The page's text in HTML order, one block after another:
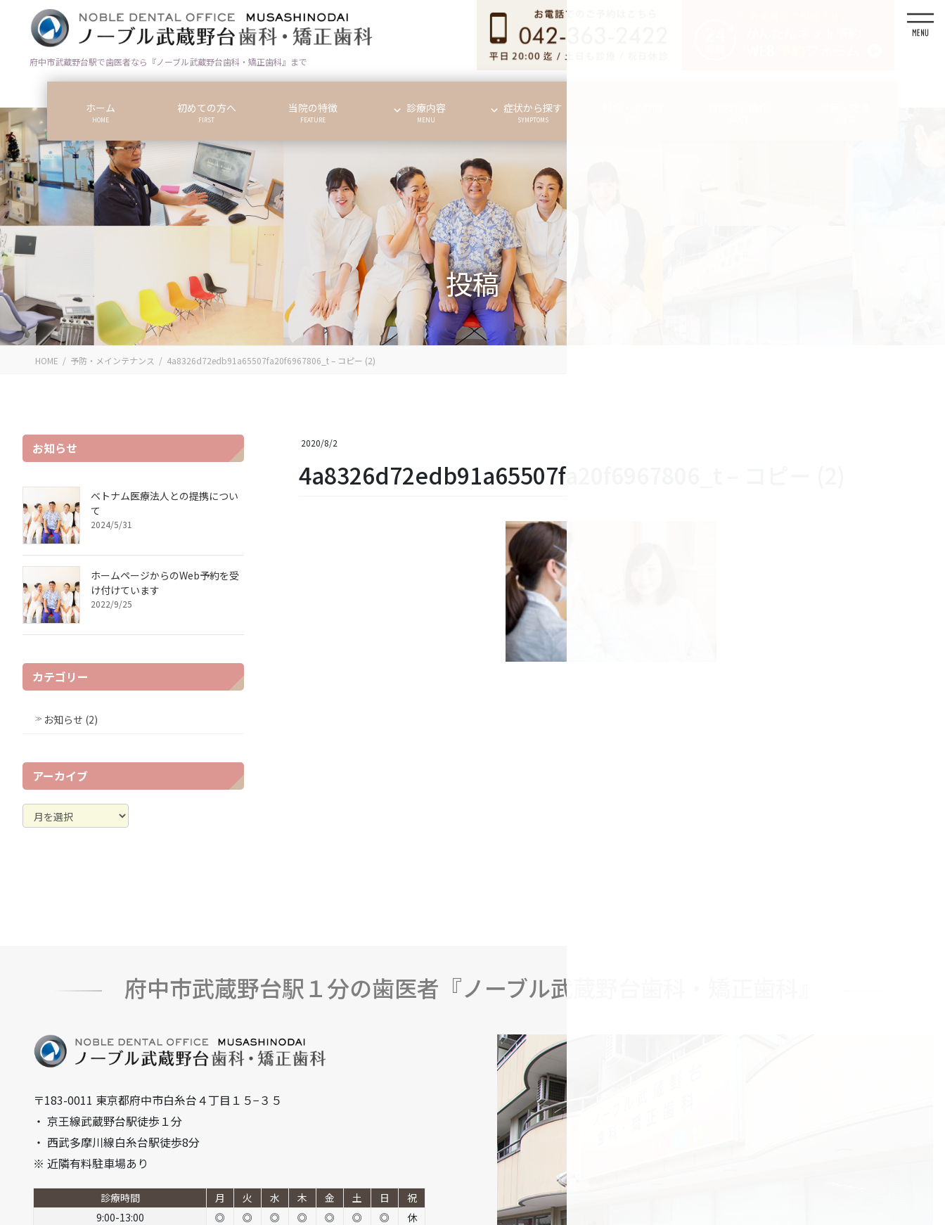
移
動
ン
に
移
動
府中市武蔵野台駅で歯医者なら『ノーブル武蔵野台歯科・矯正歯科』まで
ホーム
HOME
初めての方へ
FIRST
当院の特徴
FEATURE
診療内容
MENU
症状から探す
SYMPTOMS
投稿
HOME 予防・メインテナンス 4a8326d72edb91a65507fa20f6967806_t – コピー (2)
2020/8/2
4a8326d72edb91a65507fa20f6967806_t – コピー (2)
お知らせ
ベトナム医療法人との提携につい
て
2024/5/31
ホームページからのWeb予約を受
け付けています
2022/9/25
カテゴリー
お知らせ (2)
アーカイブ
ア
ー
府中市武蔵野台駅１分の歯医者『ノーブル武蔵野台歯科・矯正歯科』
〒183-0011 東京都府中市白糸台４丁目１５−３５
・ 京王線武蔵野台駅徒歩１分
・ 西武多摩川線白糸台駅徒歩8分
※ 近隣有料駐車場あり
診療時間 月 火 水 木 金 土 日
祝
9:00-13:00
◎ ◎ ◎ ◎ ◎ ◎ ◎
休